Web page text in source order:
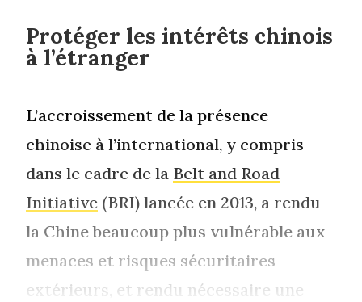
Protéger les intérêts chinois
à l’étranger
L’accroissement de la présence
chinoise à l’international, y compris
dans le cadre de la Belt and Road
Initiative (BRI) lancée en 2013, a rendu
la Chine beaucoup plus vulnérable aux
menaces et risques sécuritaires
extérieurs, et rendu nécessaire une